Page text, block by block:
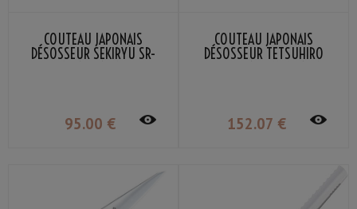
COUTEAU JAPONAIS
DÉSOSSEUR SEKIRYU SR-
95.00 €
COUTEAU JAPONAIS
DÉSOSSEUR TETSUHIRO
152.07 €